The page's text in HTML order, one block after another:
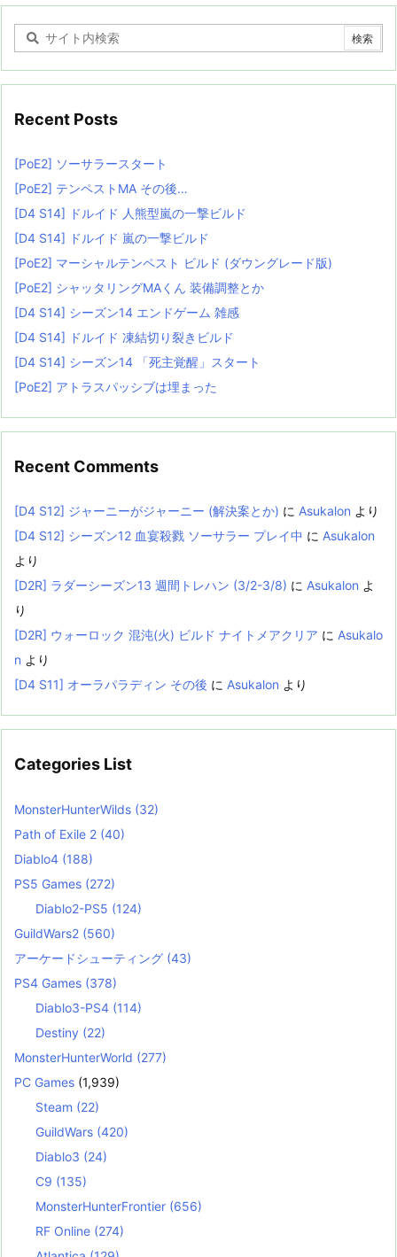
Recent Posts
[PoE2] ソーサラースタート
[PoE2] テンペストMA その後…
[D4 S14] ドルイド 人熊型嵐の一撃ビルド
[D4 S14] ドルイド 嵐の一撃ビルド
[PoE2] マーシャルテンペスト ビルド (ダウングレード版)
[PoE2] シャッタリングMAくん 装備調整とか
[D4 S14] シーズン14 エンドゲーム 雑感
[D4 S14] ドルイド 凍結切り裂きビルド
[D4 S14] シーズン14 「死主覚醒」スタート
[PoE2] アトラスパッシブは埋まった
Recent Comments
[D4 S12] ジャーニーがジャーニー (解決案とか) に Asukalon より
[D4 S12] シーズン12 血宴殺戮 ソーサラー プレイ中 に Asukalon
より
[D2R] ラダーシーズン13 週間トレハン (3/2-3/8) に Asukalon よ
り
[D2R] ウォーロック 混沌(火) ビルド ナイトメアクリア に Asukalo
n より
[D4 S11] オーラパラディン その後 に Asukalon より
Categories List
MonsterHunterWilds (32)
Path of Exile 2 (40)
Diablo4 (188)
PS5 Games (272)
Diablo2-PS5 (124)
GuildWars2 (560)
アーケードシューティング (43)
PS4 Games (378)
Diablo3-PS4 (114)
Destiny (22)
MonsterHunterWorld (277)
PC Games (1,939)
Steam (22)
GuildWars (420)
Diablo3 (24)
C9 (135)
MonsterHunterFrontier (656)
RF Online (274)